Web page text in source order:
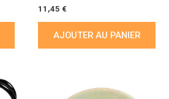
11,45 €
AJOUTER AU PANIER